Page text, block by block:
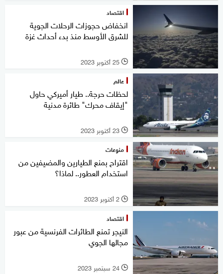
اقتصاد
انخفاض حجوزات الرحلات الجوية
للشرق الأوسط منذ بدء أحداث غزة
l 25 أكتوبر 2023
عالم
لحظات حرجة.. طيار أميركي حاول
"إيقاف محرك" طائرة مدنية
l 23 أكتوبر 2023
منوعات
اقتراح بمنع الطيارين والمضيفين من
استخدام العطور.. لماذا؟
l 2 أكتوبر 2023
اقتصاد
النيجر تمنع الطائرات الفرنسية من عبور
مجالها الجوي
l 24 سبتمبر 2023